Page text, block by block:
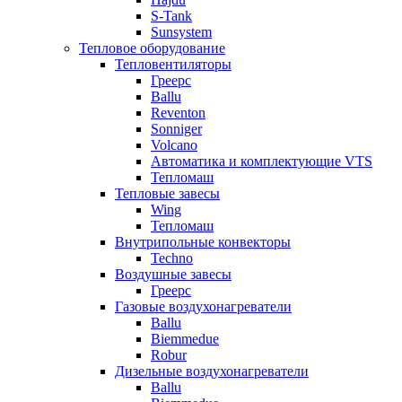
S-Tank
Sunsystem
Тепловое оборудование
Тепловентиляторы
Греерс
Ballu
Reventon
Sonniger
Volcano
Автоматика и комплектующие VTS
Тепломаш
Тепловые завесы
Wing
Тепломаш
Внутрипольные конвекторы
Techno
Воздушные завесы
Греерс
Газовые воздухонагреватели
Ballu
Biemmedue
Robur
Дизельные воздухонагреватели
Ballu